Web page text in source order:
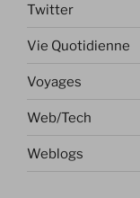
Twitter
Vie Quotidienne
Voyages
Web/Tech
Weblogs